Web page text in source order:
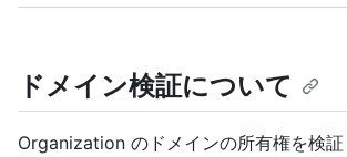
ドメイン検証について
Organization のドメインの所有権を検